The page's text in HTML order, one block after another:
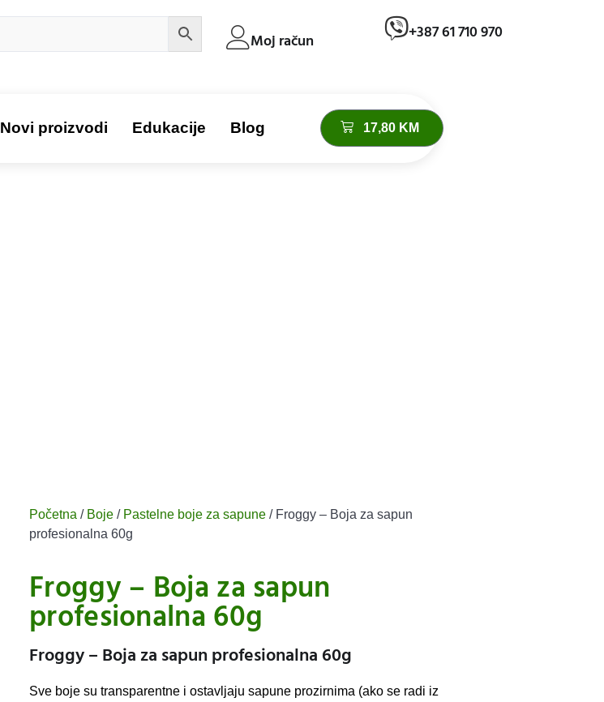
Moj račun +387 61 710 970
Novi proizvodi Edukacije Blog 17,80 KM
Početna / Boje / Pastelne boje za sapune / Froggy – Boja za sapun
profesionalna 60g
Froggy – Boja za sapun
profesionalna 60g
Froggy – Boja za sapun profesionalna 60g
Sve boje su transparentne i ostavljaju sapune prozirnima (ako se radi iz